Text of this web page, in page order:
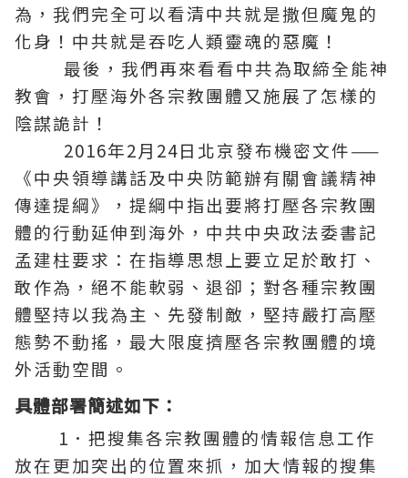
為，我們完全可以看清中共就是撒但魔鬼的
化身！中共就是吞吃人類靈魂的惡魔！
最後，我們再來看看中共為取締全能神
教會，打壓海外各宗教團體又施展了怎樣的
陰謀詭計！
2016年2月24日北京發布機密文件——
《中央領導講話及中央防範辦有關會議精神
傳達提綱》，提綱中指出要將打壓各宗教團
體的行動延伸到海外，中共中央政法委書記
孟建柱要求：在指導思想上要立足於敢打、
敢作為，絕不能軟弱、退卻；對各種宗教團
體堅持以我為主、先發制敵，堅持嚴打高壓
態勢不動搖，最大限度擠壓各宗教團體的境
外活動空間。
具體部署簡述如下：
1．把搜集各宗教團體的情報信息工作
放在更加突出的位置來抓，加大情報的搜集